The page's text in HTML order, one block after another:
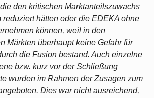
den kritischen Marktanteilszuwachs
reduziert hätten oder die EDEKA ohne
können, weil in den
Märkten überhaupt keine Gefahr für
die Fusion bestand. Auch einzelne
bzw. kurz vor der Schließung
wurden im Rahmen der Zusagen zum
Dies war nicht ausreichend,